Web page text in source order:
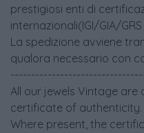
prestigiosi enti di
internazionali(IGI/GIA/
La spedizione avviene
qualora necessario con
All our jewels Vintage
certificate of authenticity.
Where present, the